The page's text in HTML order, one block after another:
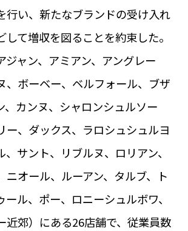
行い、新たなブランドの受け入れ
して増収を図ることを約束した。
ジャン、アミアン、アングレー
、ボーベー、ベルフォール、ブザ
、カンヌ、シャロンシュルソー
ー、ダックス、ラロシュシュルヨ
、サント、リブルヌ、ロリアン、
ニオール、ルーアン、タルブ、ト
ール、ポー、ロニーシュルボワ、
近郊）にある26店舗で、従業員数